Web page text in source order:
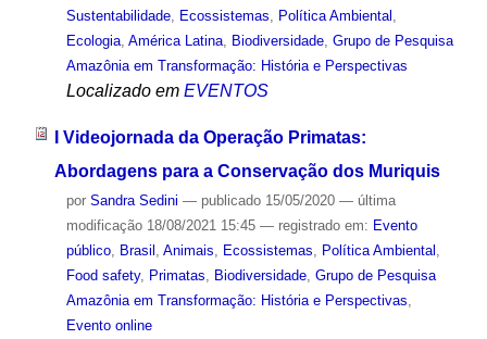
Sustentabilidade, Ecossistemas Política Ambiental
Ecologia, América Latina, Biodiversidade, Grupo de Pesquisa
Amazônia em Transformação: História e Perspectivas
Localizado em EVENTOS
I Videojornada da Operação Primatas:
Abordagens para a Conservação dos Muriquis
por Sandra Sedini — publicado15/05/2020 — última
modificação18/08/2021 15:45 — registrado em: Evento
público, Brasil Animais Ecossistemas Política Ambiental
Food safety, Primatas Biodiversidade, Grupo de Pesquisa
Amazônia em Transformação: História e Perspectivas
Evento online